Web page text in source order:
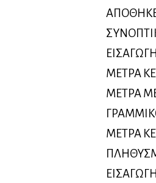
ΜΕΤΡΑ
ΜΕΤΡΑ
ΜΕΤΡΑ